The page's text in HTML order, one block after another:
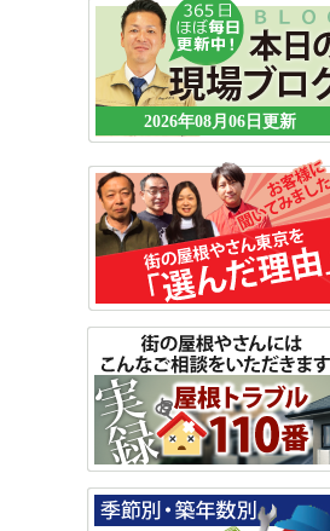
2026年08月06日更新